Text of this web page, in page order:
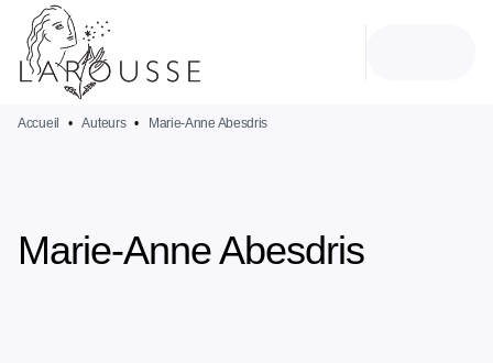
MENU
PIED DE PAGE
Accueil • Auteurs • Marie-Anne Abesdris
Marie-Anne Abesdris